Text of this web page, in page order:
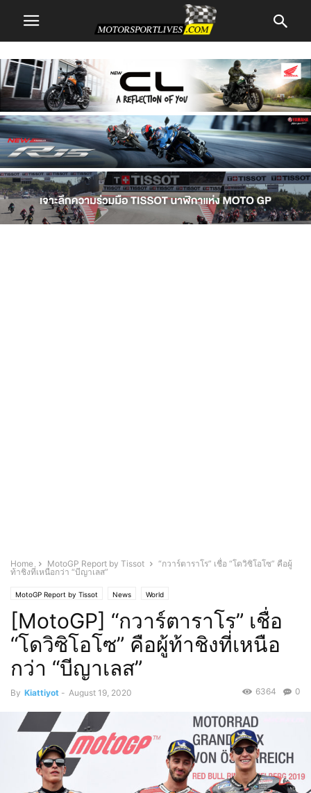
Home MotoGP Report by Tissot
“กวาร์ตาราโร” เชื่อ “โดวิซิโอโซ” คือผู้
ท้าชิงที่เหนือกว่า “บีญาเลส”
MotoGP Report by Tissot News World
[MotoGP] “กวาร์ตาราโร” เชื่อ
“โดวิซิโอโซ” คือผู้ท้าชิงที่เหนือ
กว่า “บีญาเลส”
By Kiattiyot - August 19, 2020 0
6364